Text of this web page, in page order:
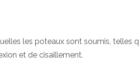
les poteaux sont soumis, telles
et de cisaillement.